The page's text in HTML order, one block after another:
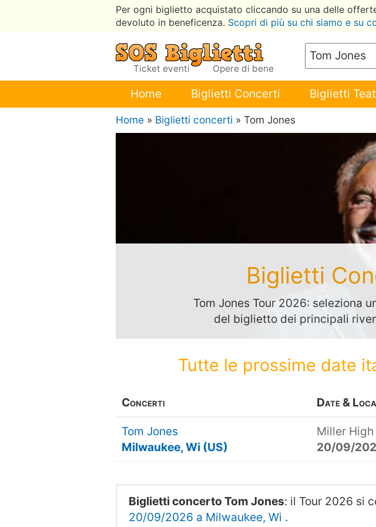
Per ogni biglietto acquistato cliccando su una delle
devoluto in beneficenza. Scopri di più su chi siamo e su
Ticket eventi Opere di bene
Home Biglietti Concerti Biglietti
Home » Biglietti concerti » Tom Jones
Biglietti
Tom Jones Tour 2026: seleziona
del biglietto dei principali
Tutte le prossime date
Concerti Date &
Tom Jones
Milwaukee, Wi (US)
Miller
20/09/
Biglietti concerto Tom Jones: il Tour 2026 si
20/09/2026 a Milwaukee, Wi .